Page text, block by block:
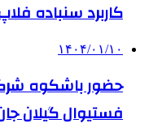
کاربرد سنباده
۱۴۰۴/۰۱/۱۰
حضور باشکوه
فستیوال گیلان